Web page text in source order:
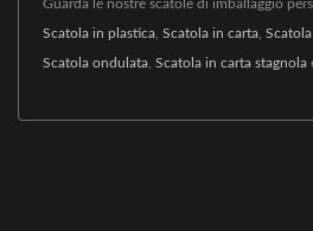
Guarda le nostre scatole di imballaggio
Scatola in plastica Scatola in carta
Scatola ondulata Scatola in carta stagnola